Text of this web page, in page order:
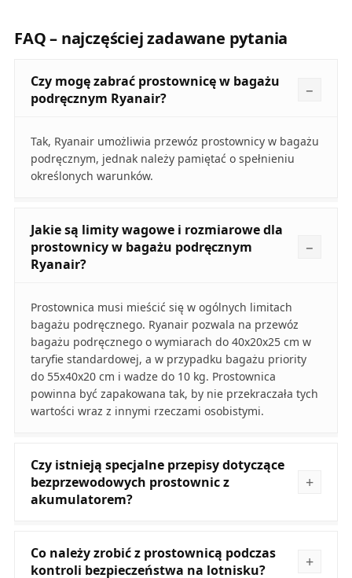
FAQ – najczęściej zadawane pytania
Czy mogę zabrać prostownicę w bagażu
podręcznym Ryanair?
Tak, Ryanair umożliwia przewóz prostownicy w bagażu
podręcznym, jednak należy pamiętać o spełnieniu
określonych warunków.
Jakie są limity wagowe i rozmiarowe dla
prostownicy w bagażu podręcznym
Ryanair?
Prostownica musi mieścić się w ogólnych limitach
bagażu podręcznego. Ryanair pozwala na przewóz
bagażu podręcznego o wymiarach do 40x20x25 cm w
taryfie standardowej, a w przypadku bagażu priority
do 55x40x20 cm i wadze do 10 kg. Prostownica
powinna być zapakowana tak, by nie przekraczała tych
wartości wraz z innymi rzeczami osobistymi.
Czy istnieją specjalne przepisy dotyczące
bezprzewodowych prostownic z
akumulatorem?
Co należy zrobić z prostownicą podczas
kontroli bezpieczeństwa na lotnisku?